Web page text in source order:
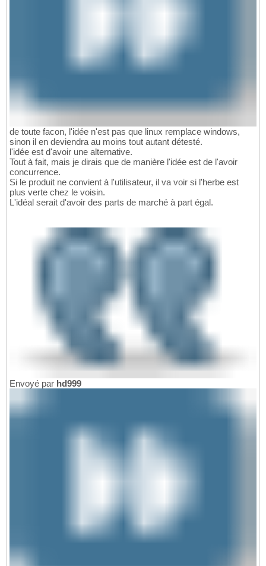
de toute facon, l'idée n'est pas que linux remplace windows,
sinon il en deviendra au moins tout autant détesté.
l'idée est d'avoir une alternative.
Tout à fait, mais je dirais que de manière l'idée est de l'avoir
concurrence.
Si le produit ne convient à l'utilisateur, il va voir si l'herbe est
plus verte chez le voisin.
L'idéal serait d'avoir des parts de marché à part égal.
Envoyé par hd999